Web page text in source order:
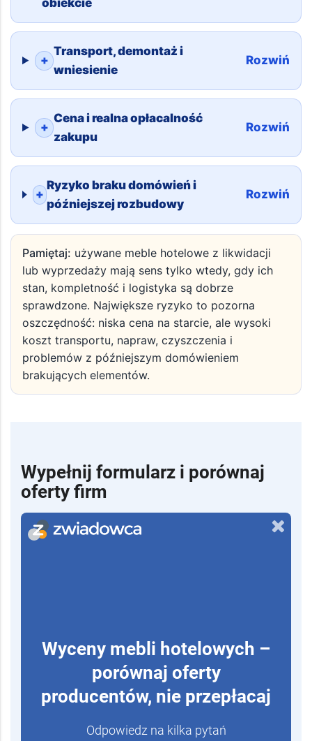
+
Transport, demontaż i
wniesienie
Rozwiń
+
Cena i realna opłacalność
zakupu
Rozwiń
+
Ryzyko braku domówień i
późniejszej rozbudowy
Rozwiń
Pamiętaj: używane meble hotelowe z likwidacji
lub wyprzedaży mają sens tylko wtedy, gdy ich
stan, kompletność i logistyka są dobrze
sprawdzone. Największe ryzyko to pozorna
oszczędność: niska cena na starcie, ale wysoki
koszt transportu, napraw, czyszczenia i
problemów z późniejszym domówieniem
brakujących elementów.
Wypełnij formularz i porównaj
oferty firm
Wyceny mebli hotelowych –
porównaj oferty
producentów, nie przepłacaj
Odpowiedz na kilka pytań